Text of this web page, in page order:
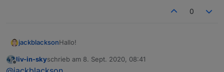
0
jackblacksonHallo!
Seit Freitag wurde in Österreich die Corona-
Offline
liv-in-skyschrieb am 8. Sept. 2020, 08:41
zuletzt editiert von